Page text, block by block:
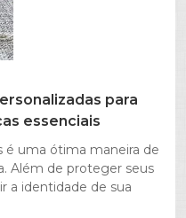
para
essenciais
é uma ótima maneira de
Além de proteger seus
a identidade de sua